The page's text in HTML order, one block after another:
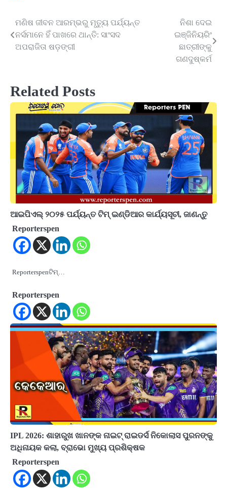
Post
navigation
ମଣିଷ ଜୀବନ ଆରମ୍ଭରୁ ମୃତ୍ୟୁ ପର୍ଯ୍ୟନ୍ତ
ନର୍ସମାନେ ହିଁ ପାଖରେ ଥାନ୍ତି: ସାଂସଦ
ଅପରାଜିତା ଷଡ଼ଙ୍ଗୀ
ନିଶା ଦେଇ
ଇଞ୍ଜିନିୟରିଂ
ଛାତ୍ରୀଙ୍କୁ
ଗଣଦୁଷ୍କର୍ମ
Related Posts
ଆଇପିଏଲ୍ ୨୦୨୫ ପର୍ଯ୍ୟନ୍ତ ଟିମ୍ ଇଣ୍ଡିଆର କାର୍ଯ୍ୟସୂଚୀ, ଜାଣନ୍ତୁ
Reporterspen
Reporterspenଟିମ୍…
Reporterspen
IPL 2026: ଶାହାରୁଖ ଖାନଙ୍କ ନାଇଟ୍ ରାଇଡର୍ସ ନିକୋଲାସ ପୁରନଙ୍କୁ
ଅଧିନାୟକ କଲା, ବ୍ରାଭୋ ମୁଖ୍ୟ ପ୍ରଶିକ୍ଷକ
Reporterspen